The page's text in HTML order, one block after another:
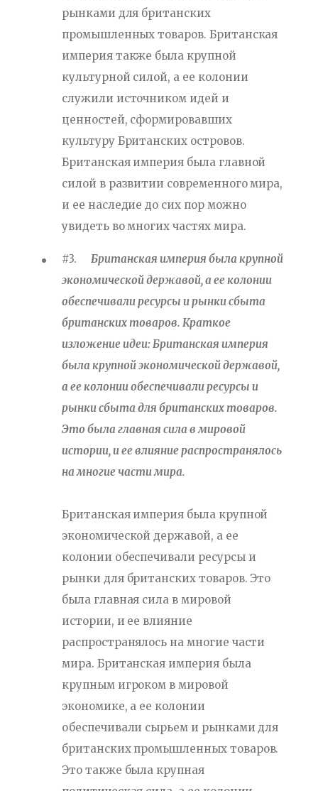
рынками для британских
промышленных товаров. Британская
империя также была крупной
культурной силой, а ее колонии
служили источником идей и
ценностей, сформировавших
культуру Британских островов.
Британская империя была главной
силой в развитии современного мира,
и ее наследие до сих пор можно
увидеть во многих частях мира.
#3. Британская империя была крупной
экономической державой, а ее колонии
обеспечивали ресурсы и рынки сбыта
британских товаров. Краткое
изложение идеи: Британская империя
была крупной экономической державой,
а ее колонии обеспечивали ресурсы и
рынки сбыта для британских товаров.
Это была главная сила в мировой
истории, и ее влияние распространялось
на многие части мира.
Британская империя была крупной
экономической державой, а ее
колонии обеспечивали ресурсы и
рынки для британских товаров. Это
была главная сила в мировой
истории, и ее влияние
распространялось на многие части
мира. Британская империя была
крупным игроком в мировой
экономике, а ее колонии
обеспечивали сырьем и рынками для
британских промышленных товаров.
Это также была крупная